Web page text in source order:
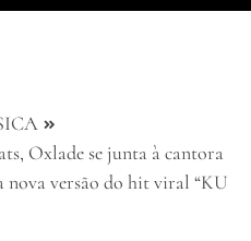
Oxlade se junta à cantora
versão do hit viral “KU